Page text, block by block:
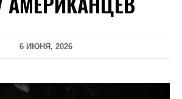
6 ИЮНЯ, 2026